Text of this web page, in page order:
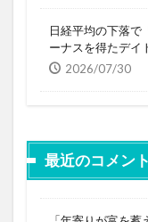
日経平均の下落で
ーナスを得たデイ
2026/07/30
最近のコメント